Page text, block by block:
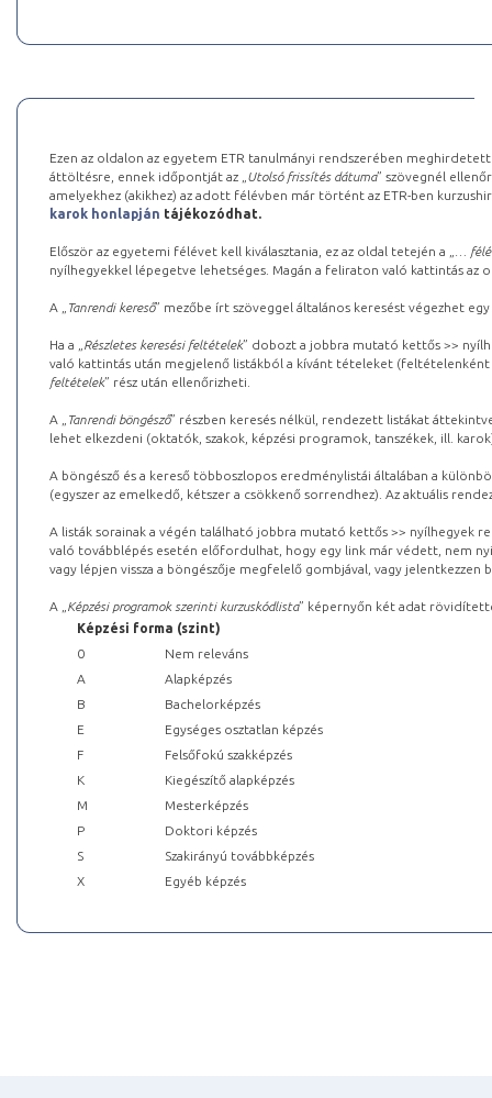
Ezen az oldalon az egyetem ETR tanulmányi rendszerében
áttöltésre, ennek időpontját az „ Utolsó frissítés dátuma” szövegnél
amelyekhez (akikhez) az adott félévben már történt az ETR-ben
karok honlapján tájékozódhat.
Először az egyetemi félévet kell kiválasztania, ez az oldal tetején a „
…
nyílhegyekkel lépegetve lehetséges. Magán a feliraton való kattintás az
A „ Tanrendi kereső” mezőbe írt szöveggel általános keresést végezhet
Ha a „ Részletes keresési feltételek” dobozt a jobbra mutató kettős >>
való kattintás után megjelenő listákból a kívánt tételeket (feltételenként
feltételek” rész után ellenőrizheti.
A „ Tanrendi böngésző” részben keresés nélkül, rendezett listákat
lehet elkezdeni (oktatók, szakok, képzési programok, tanszékek, ill.
A böngésző és a kereső többoszlopos eredménylistái általában a
(egyszer az emelkedő, kétszer a csökkenő sorrendhez). Az aktuális
A listák sorainak a végén található jobbra mutató kettős >> nyílhegyek
való továbblépés esetén előfordulhat, hogy egy link már védett, nem
vagy lépjen vissza a böngészője megfelelő gombjával, vagy
A „ Képzési programok szerinti kurzuskódlista” képernyőn két adat
Képzési forma (szint)
0
Nem releváns
A
Alapképzés
B
Bachelorképzés
E
Egységes osztatlan képzés
F
Felsőfokú szakképzés
K
Kiegészítő alapképzés
M
Mesterképzés
P
Doktori képzés
S
Szakirányú továbbképzés
X
Egyéb képzés